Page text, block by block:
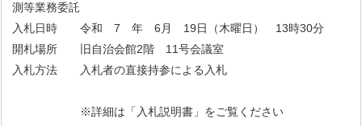
測等業務委託
入札日時 令和 7 年 6月 19日（木曜日） 13時30分
開札場所 旧自治会館2階 11号会議室
入札方法 入札者の直接持参による入札
※詳細は「入札説明書」をご覧ください